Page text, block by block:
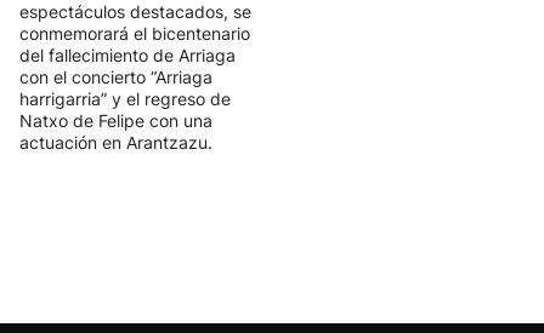
espectáculos destacados, se
conmemorará el bicentenario
del fallecimiento de Arriaga
con el concierto “Arriaga
harrigarria” y el regreso de
Natxo de Felipe con una
actuación en Arantzazu.